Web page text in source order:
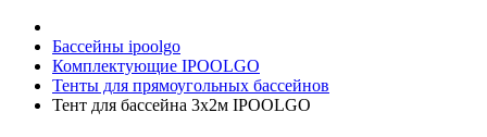
Бассейны ipoolgo
Комплектующие IPOOLGO
Тенты для прямоугольных бассейнов
Тент для бассейна 3х2м IPOOLGO